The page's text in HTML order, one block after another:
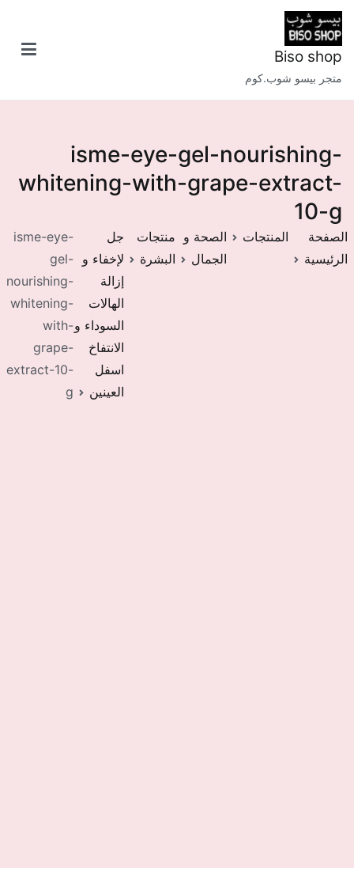
تخطى
إلى
المحتوى
Biso shop
متجر بيسو شوب.كوم
isme-eye-gel-nourishing-
whitening-with-grape-extract-
10-g
الصفحة
الرئيسية
المنتجات
الصحة و
الجمال
منتجات
البشرة
جل
لإخفاء و
إزالة
الهالات
السوداء و
الانتفاخ
اسفل
العينين
isme-eye-
gel-
nourishing-
whitening-
with-
grape-
extract-10-
g